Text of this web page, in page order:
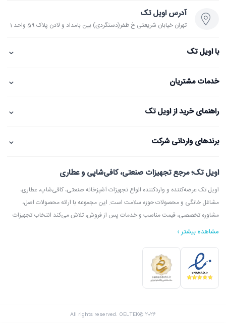
آدرس اویل تک
تهران خیابان شریعتی خ ظفر(دستگردی) بین بامداد و لادن پلاک 59 واحد 1
با اویل تک ⌄
خدمات مشتریان ⌄
راهنمای خرید از اویل تک ⌄
برندهای وارداتی شرکت ⌄
اویل تک؛ مرجع تجهیزات صنعتی، کافی‌شاپی و عطاری
اویل تک عرضه‌کننده و واردکننده انواع تجهیزات آشپزخانه صنعتی، کافی‌شاپ، عطاری،
مشاغل خانگی و محصولات حوزه سلامت است. این مجموعه با ارائه محصولات اصل،
مشاوره تخصصی، قیمت مناسب و خدمات پس از فروش، تلاش می‌کند انتخاب تجهیزات
در اویل تک می‌توانید انواع دستگاه آسیاب عطاری، آسیاب قهوه، دستگاه روغن‌گیری،
ارده‌گیری و کره‌گیری، دستگاه بخور، بویلر آب جوش، اسپرسوساز، گریل، سرخ‌کن، خمیرگیر،
پشتیبانی واقعی، گزینه‌ای مطمئن برای خرید تجهیزات صنعتی و فروشگاهی محسوب
مشاهده بیشتر ›
All rights reserved. OELTEK© 2026